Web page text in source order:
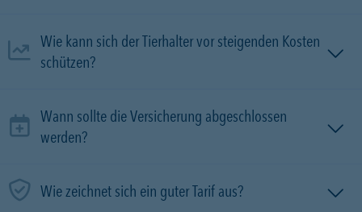
Wie kann sich der Tierhalter vor steigenden Kosten
schützen?
Wann sollte die Versicherung abgeschlossen
werden?
Wie zeichnet sich ein guter Tarif aus?